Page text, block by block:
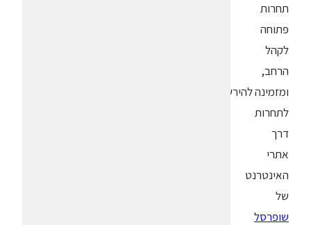
תחרות
פתוחה
לקהל
הרחב,
ומזמינה להירשם
לתחרות
דרך
אתרי
האינטרנט
של
שופרסל